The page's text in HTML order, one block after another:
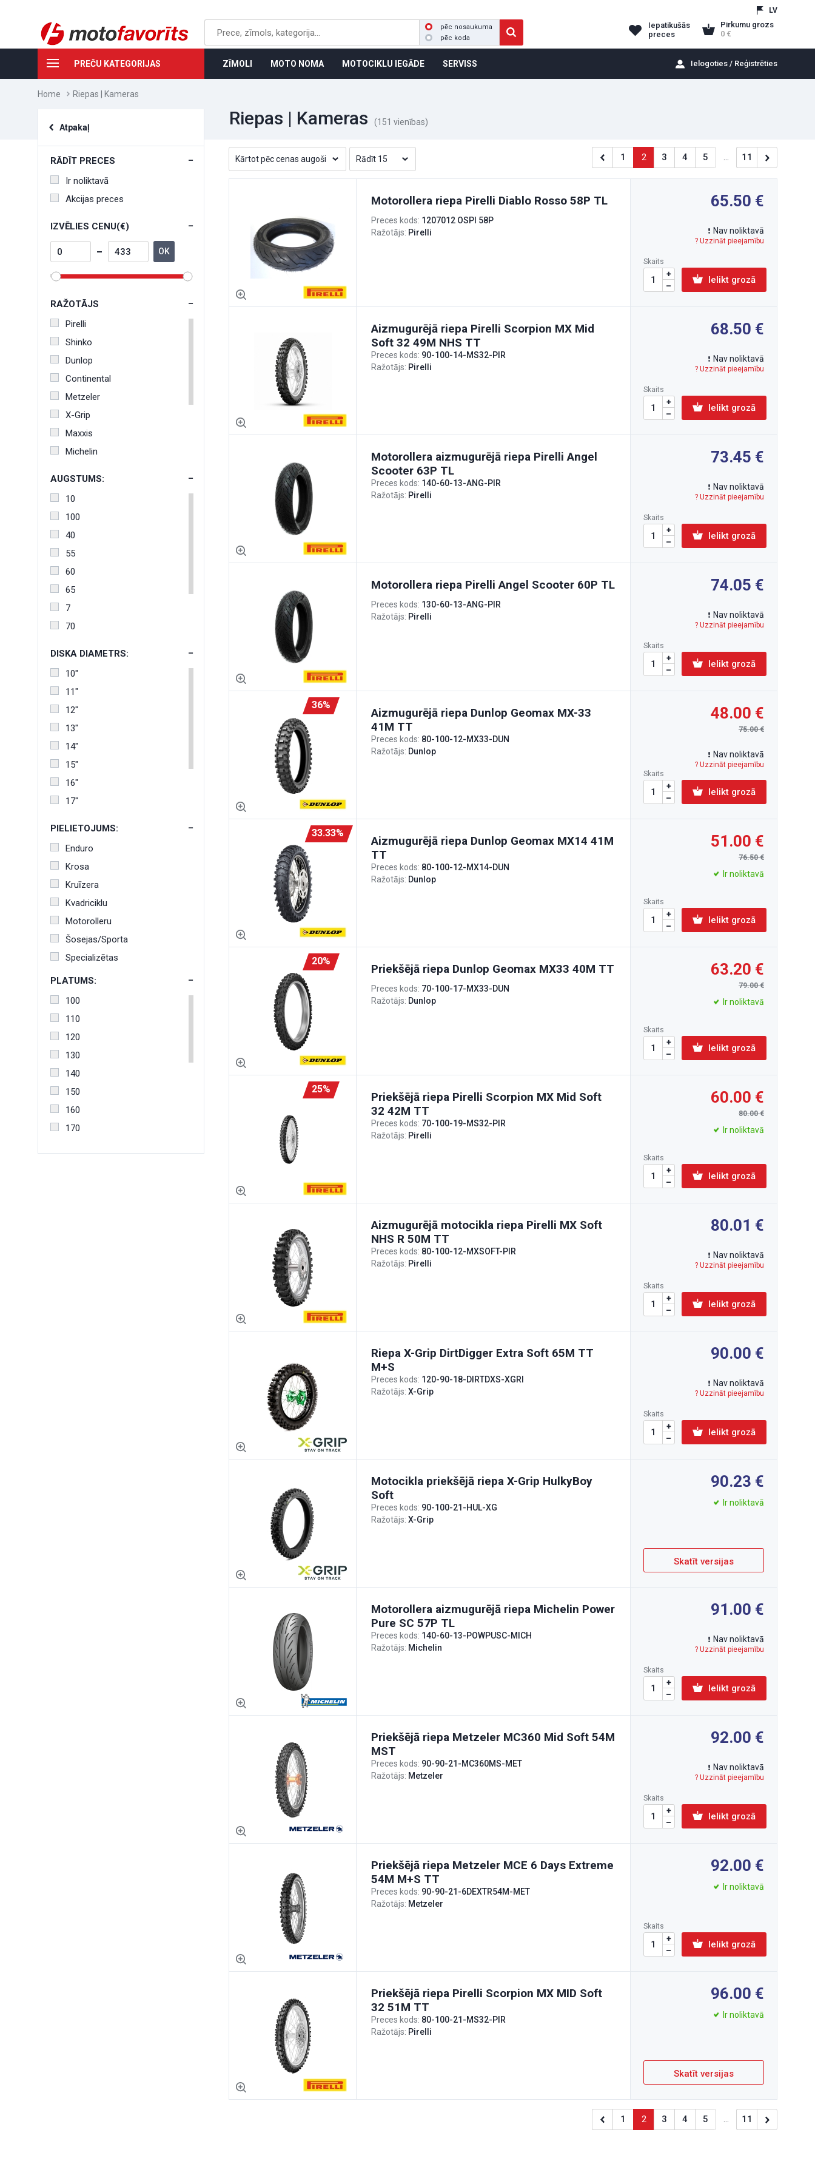
LV
Iepatikušās
preces
Pirkumu grozs
0
pēc nosaukuma
pēc koda
Ielogoties / Reģistrēties
PREČU KATEGORIJAS ZĪMOLI MOTO NOMA MOTOCIKLU IEGĀDE SERVISS
Home Riepas | Kameras
Riepas | Kameras (151 vienības)
Atpakaļ
RĀDĪT PRECES
Ir noliktavā
Akcijas preces
IZVĒLIES CENU(€)
OK
RAŽOTĀJS
Pirelli
Shinko
Dunlop
Continental
Metzeler
X-Grip
Maxxis
Michelin
AUGSTUMS:
10
100
40
55
60
65
7
70
DISKA DIAMETRS:
10"
11"
12"
13"
14"
15"
16"
17"
PIELIETOJUMS:
Enduro
Krosa
Kruīzera
Kvadriciklu
Motorolleru
Šosejas/Sporta
Specializētas
PLATUMS:
100
110
120
130
140
150
160
170
1 2 3 4 5 ... 11
Motorollera riepa Pirelli Diablo Rosso 58P TL
Preces kods: 1207012 OSPI 58P
Ražotājs: Pirelli
65.50
Nav noliktavā
? Uzzināt pieejamību
Skaits
Ielikt grozā
Aizmugurējā riepa Pirelli Scorpion MX Mid
Soft 32 49M NHS TT
Preces kods: 90-100-14-MS32-PIR
Ražotājs: Pirelli
68.50
Nav noliktavā
? Uzzināt pieejamību
Skaits
Ielikt grozā
Motorollera aizmugurējā riepa Pirelli Angel
Scooter 63P TL
Preces kods: 140-60-13-ANG-PIR
Ražotājs: Pirelli
73.45
Nav noliktavā
? Uzzināt pieejamību
Skaits
Ielikt grozā
Motorollera riepa Pirelli Angel Scooter 60P TL
Preces kods: 130-60-13-ANG-PIR
Ražotājs: Pirelli
74.05
Nav noliktavā
? Uzzināt pieejamību
Skaits
Ielikt grozā
36%
Aizmugurējā riepa Dunlop Geomax MX-33
41M TT
Preces kods: 80-100-12-MX33-DUN
Ražotājs: Dunlop
48.00
75.00
Nav noliktavā
? Uzzināt pieejamību
Skaits
Ielikt grozā
33.33%
Aizmugurējā riepa Dunlop Geomax MX14 41M
TT
Preces kods: 80-100-12-MX14-DUN
Ražotājs: Dunlop
51.00
76.50
Ir noliktavā
Skaits
Ielikt grozā
20%
Priekšējā riepa Dunlop Geomax MX33 40M TT
Preces kods: 70-100-17-MX33-DUN
Ražotājs: Dunlop
63.20
79.00
Ir noliktavā
Skaits
Ielikt grozā
25%
Priekšējā riepa Pirelli Scorpion MX Mid Soft
32 42M TT
Preces kods: 70-100-19-MS32-PIR
Ražotājs: Pirelli
60.00
80.00
Ir noliktavā
Skaits
Ielikt grozā
Aizmugurējā motocikla riepa Pirelli MX Soft
NHS R 50M TT
Preces kods: 80-100-12-MXSOFT-PIR
Ražotājs: Pirelli
80.01
Nav noliktavā
? Uzzināt pieejamību
Skaits
Ielikt grozā
Riepa X-Grip DirtDigger Extra Soft 65M TT
M+S
Preces kods: 120-90-18-DIRTDXS-XGRI
Ražotājs: X-Grip
90.00
Nav noliktavā
? Uzzināt pieejamību
Skaits
Ielikt grozā
Motocikla priekšējā riepa X-Grip HulkyBoy
Soft
Preces kods: 90-100-21-HUL-XG
Ražotājs: X-Grip
90.23
Ir noliktavā
Skatīt versijas
Motorollera aizmugurējā riepa Michelin Power
Pure SC 57P TL
Preces kods: 140-60-13-POWPUSC-MICH
Ražotājs: Michelin
91.00
Nav noliktavā
? Uzzināt pieejamību
Skaits
Ielikt grozā
Priekšējā riepa Metzeler MC360 Mid Soft 54M
MST
Preces kods: 90-90-21-MC360MS-MET
Ražotājs: Metzeler
92.00
Nav noliktavā
? Uzzināt pieejamību
Skaits
Ielikt grozā
Priekšējā riepa Metzeler MCE 6 Days Extreme
54M M+S TT
Preces kods: 90-90-21-6DEXTR54M-MET
Ražotājs: Metzeler
92.00
Ir noliktavā
Skaits
Ielikt grozā
Priekšējā riepa Pirelli Scorpion MX MID Soft
32 51M TT
Preces kods: 80-100-21-MS32-PIR
Ražotājs: Pirelli
96.00
Ir noliktavā
Skatīt versijas
1 2 3 4 5 ... 11